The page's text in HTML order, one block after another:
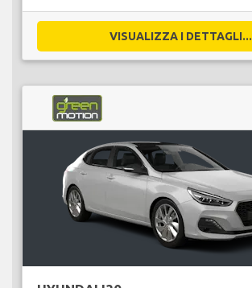
VISUALIZZA I DETTAGLI...